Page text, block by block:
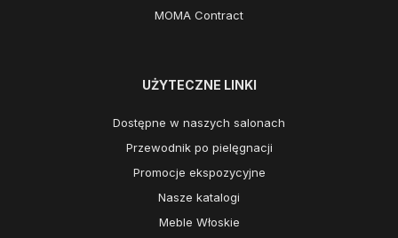
MOMA Contract
UŻYTECZNE LINKI
Dostępne w naszych salonach
Przewodnik po pielęgnacji
Promocje ekspozycyjne
Nasze katalogi
Meble Włoskie